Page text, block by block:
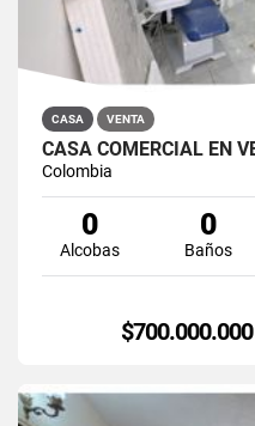
CASA VENTA
Colombia
0
Alcobas
0
Baños
$700.000.000